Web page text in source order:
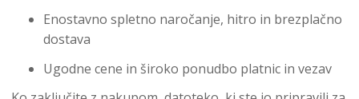
Enostavno spletno naročanje, hitro in brezplačno
dostava
Ugodne cene in široko ponudbo platnic in vezav